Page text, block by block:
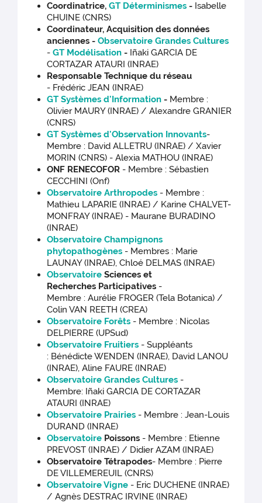
Coordinatrice,GT Déterminismes - Isabelle
CHUINE (CNRS)
Coordinateur, Acquisition des données
anciennes -Observatoire Grandes Cultures
-GT Modélisation - Iñaki GARCIA DE
CORTAZAR ATAURI (INRAE)
Responsable Technique du réseau
- Frédéric JEAN (INRAE)
GT Systèmes d'Information - Membre :
Olivier MAURY (INRAE) / Alexandre GRANIER
(CNRS)
GT Systèmes d'Observation Innovants-
Membre : David ALLETRU (INRAE) / Xavier
MORIN (CNRS) - Alexia MATHOU (INRAE)
ONF RENECOFOR - Membre : Sébastien
CECCHINI (Onf)
Observatoire Arthropodes - Membre :
Mathieu LAPARIE (INRAE) / Karine CHALVET-
MONFRAY (INRAE) - Maurane BURADINO
(INRAE)
Observatoire Champignons
phytopathogènes - Membres : Marie
LAUNAY (INRAE), Chloé DELMAS (INRAE)
ObservatoireSciences et
Recherches Participatives -
Membre : Aurélie FROGER (Tela Botanica) /
Colin VAN REETH (CREA)
Observatoire Forêts - Membre : Nicolas
DELPIERRE (UPSud)
Observatoire Fruitiers - Suppléants
: Bénédicte WENDEN (INRAE), David LANOU
(INRAE), Aline FAURE (INRAE)
Observatoire Grandes Cultures -
Membre: Iñaki GARCIA DE CORTAZAR
ATAURI (INRAE)
Observatoire Prairies - Membre : Jean-Louis
DURAND (INRAE)
Observatoire Poissons - Membre : Etienne
PREVOST (INRAE) / Didier AZAM (INRAE)
ObservatoireTétrapodes- Membre : Pierre
DE VILLEMEREUIL (CNRS)
Observatoire Vigne - Eric DUCHENE (INRAE)
/ Agnès DESTRAC IRVINE (INRAE)